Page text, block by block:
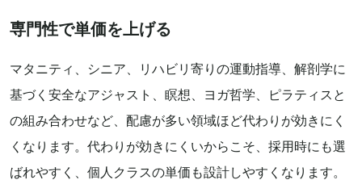
専門性で単価を上げる
マタニティ、シニア、リハビリ寄りの運動指導、解剖学に
基づく安全なアジャスト、瞑想、ヨガ哲学、ピラティスと
の組み合わせなど、配慮が多い領域ほど代わりが効きにく
くなります。代わりが効きにくいからこそ、採用時にも選
ばれやすく、個人クラスの単価も設計しやすくなります。